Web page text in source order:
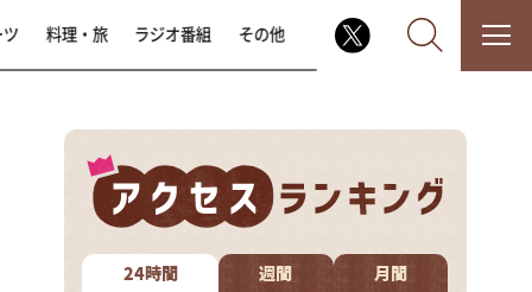
なるみ・岡村の過ぎるTV
相席食堂
料理・旅 ラジオ番組 その他
24時間 週間 月間